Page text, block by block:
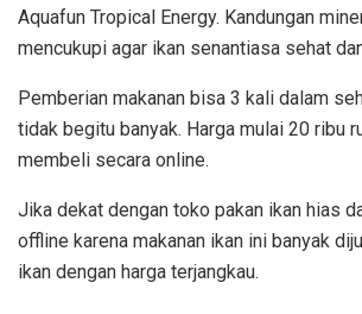
Aquafun Tropical Energy. Kandungan
mencukupi agar ikan senantiasa sehat
Pemberian makanan bisa 3 kali dalam
tidak begitu banyak. Harga mulai 20 ribu
membeli secara online.
Jika dekat dengan toko pakan ikan hias
offline karena makanan ikan ini banyak
ikan dengan harga terjangkau.